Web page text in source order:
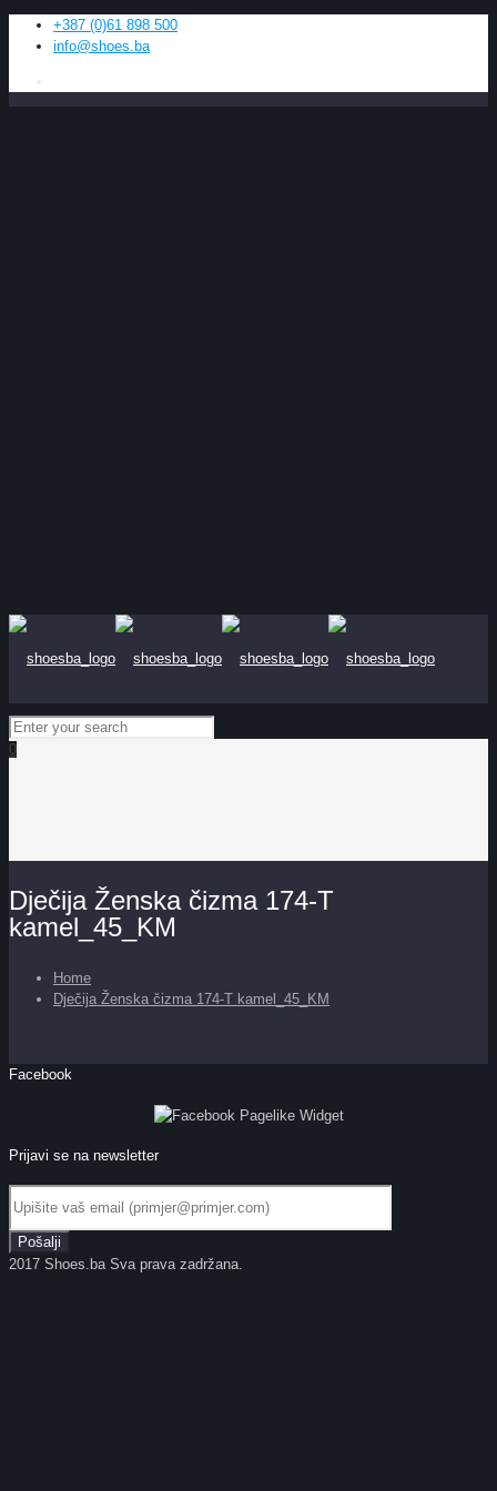
+387 (0)61 898 500
info@shoes.ba
0
Dječija Ženska čizma 174-T
kamel_45_KM
Home
Dječija Ženska čizma 174-T kamel_45_KM
Facebook
Prijavi se na newsletter
2017 Shoes.ba Sva prava zadržana.